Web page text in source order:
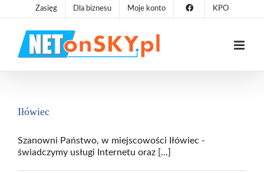
do
zawartości
Zasięg Dla biznesu Moje konto KPO
Iłówiec
Szanowni Państwo, w miejscowości Iłówiec -
świadczymy usługi Internetu oraz [...]